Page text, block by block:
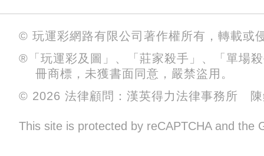
© 玩運彩網路有限公司著作權所有，轉載或
®「玩運彩及圖」、「莊家殺手」、「單場
冊商標，未獲書面同意，嚴禁盜用。
© 2026 法律顧問：漢英得力法律事務所 陳
This site is protected by reCAPTCHA and the